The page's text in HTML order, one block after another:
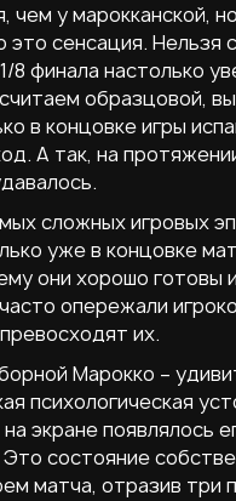
чем у марокканской,
сенсация. Нельзя
финала настолько
образцовой,
в концовке игры
А так, на
сложных игровых
уже в концовке
они хорошо готовы
опережали
их.
Марокко –
психологическая
экране появлялось
состояние
матча, отразив три